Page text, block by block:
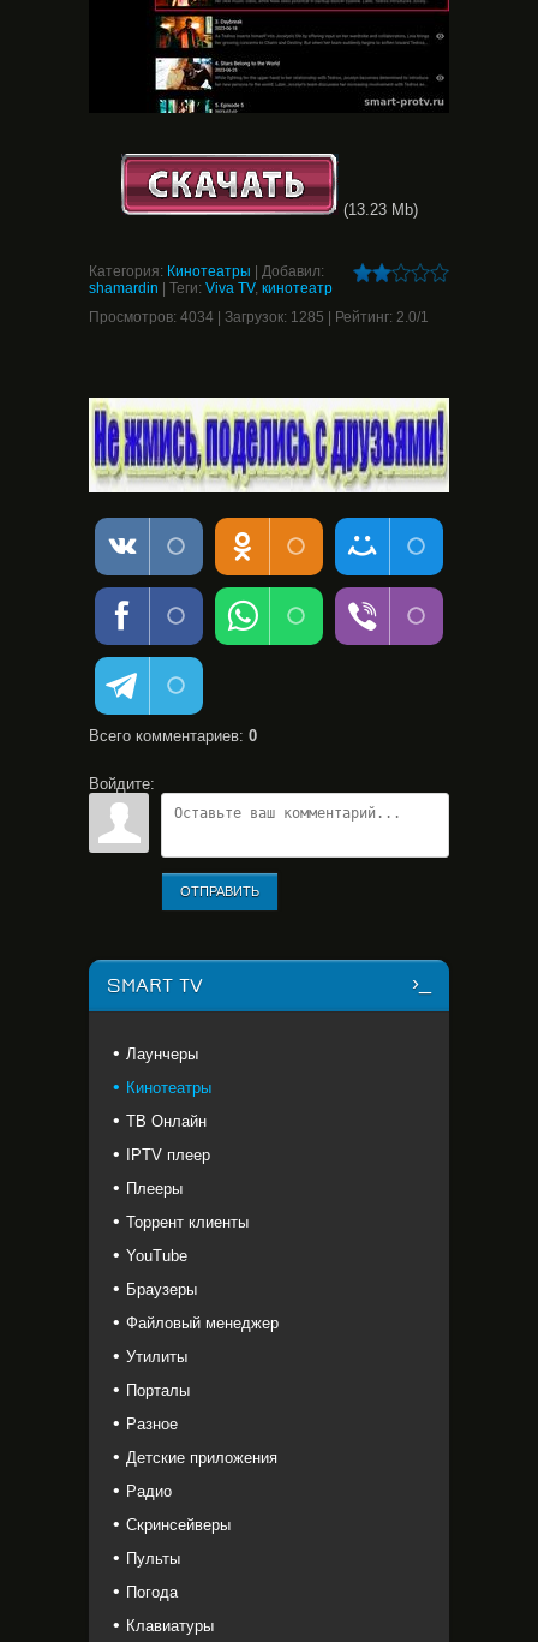
(13.23 Mb)
Категория: Кинотеатры Добавил:
shamardin
Теги: Viva TV, кинотеатр
Просмотров: 4034 Загрузок: 1285 Рейтинг: 2.0/1
Всего комментариев: 0
Войдите:
ОТПРАВИТЬ
SMART TV
Лаунчеры
Кинотеатры
ТВ Онлайн
IPTV плеер
Плееры
Торрент клиенты
YouTube
Браузеры
Файловый менеджер
Утилиты
Порталы
Разное
Детские приложения
Радио
Скринсейверы
Пульты
Погода
Клавиатуры